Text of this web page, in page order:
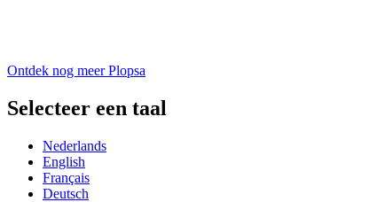
Ontdek nog meer Plopsa
Selecteer een taal
Nederlands
English
Français
Deutsch